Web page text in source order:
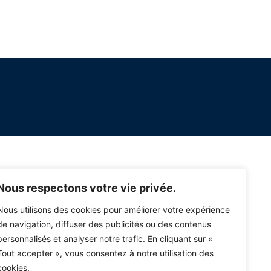
respectons votre vie privée.
utilisons des cookies pour améliorer votre expérience
navigation, diffuser des publicités ou des contenus
et analyser notre trafic. En cliquant sur «
accepter », vous consentez à notre utilisation des